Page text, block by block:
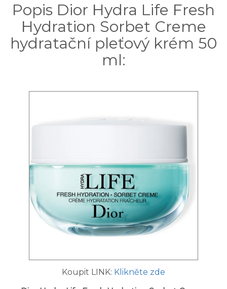
Popis Dior Hydra Life Fresh
Hydration Sorbet Creme
hydratační pleťový krém 50
ml:
Koupit LINK: Klikněte zde